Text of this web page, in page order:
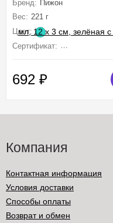
Бренд: Пижон
Вес: 221 г
Цвет:
Сертификат: Не подлежит
692 ₽
Компания
Контактная информация
Условия доставки
Способы оплаты
Возврат и обмен